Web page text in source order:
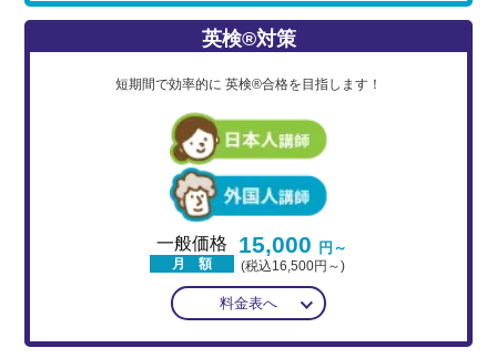
英検®対策
短期間で効率的に 英検®合格を目指します！
一般価格
月 額
15,000 円～
(税込16,500円～)
料金表へ